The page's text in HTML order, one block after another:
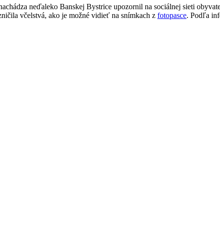
neďaleko Banskej Bystrice upozornil na sociálnej sieti
včelstvá, ako je možné vidieť na snímkach z fotopasce. Podľa